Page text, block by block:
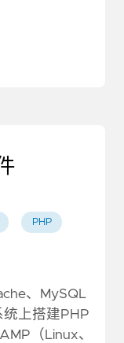
PHP
、MySQL
上搭建PHP
（Linux、